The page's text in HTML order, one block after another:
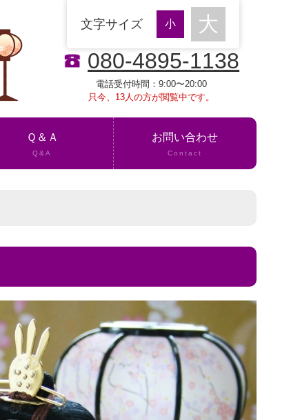
080-4895-1138
電話受付時間：9:00〜20:00
只今、13人の方が閲覧中です。
文字サイズ
Ｑ＆Ａ
Q&A
お問い合わせ
Contact